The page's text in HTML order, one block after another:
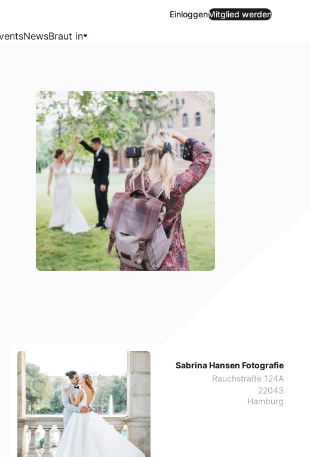
EinloggenMitglied werden
NewsBraut in
Sabrina Hansen Fotografie
Rauchstraße 124A
22043
Hamburg